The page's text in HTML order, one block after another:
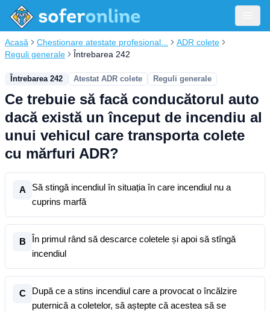
Acasă Chestionare atestate profesional...
ADR colete
Reguli generale
Întrebarea 242
Întrebarea 242 Atestat ADR colete Reguli generale
Ce trebuie să facă conducătorul auto
dacă există un început de incendiu al
unui vehicul care transporta colete
cu mărfuri ADR?
A
Să stingă incendiul în situația în care incendiul nu a
cuprins marfă
B
În primul rând să descarce coletele și apoi să stîngă
incendiul
C
După ce a stins incendiul care a provocat o încălzire
puternică a coletelor, să aștepte că acestea să se